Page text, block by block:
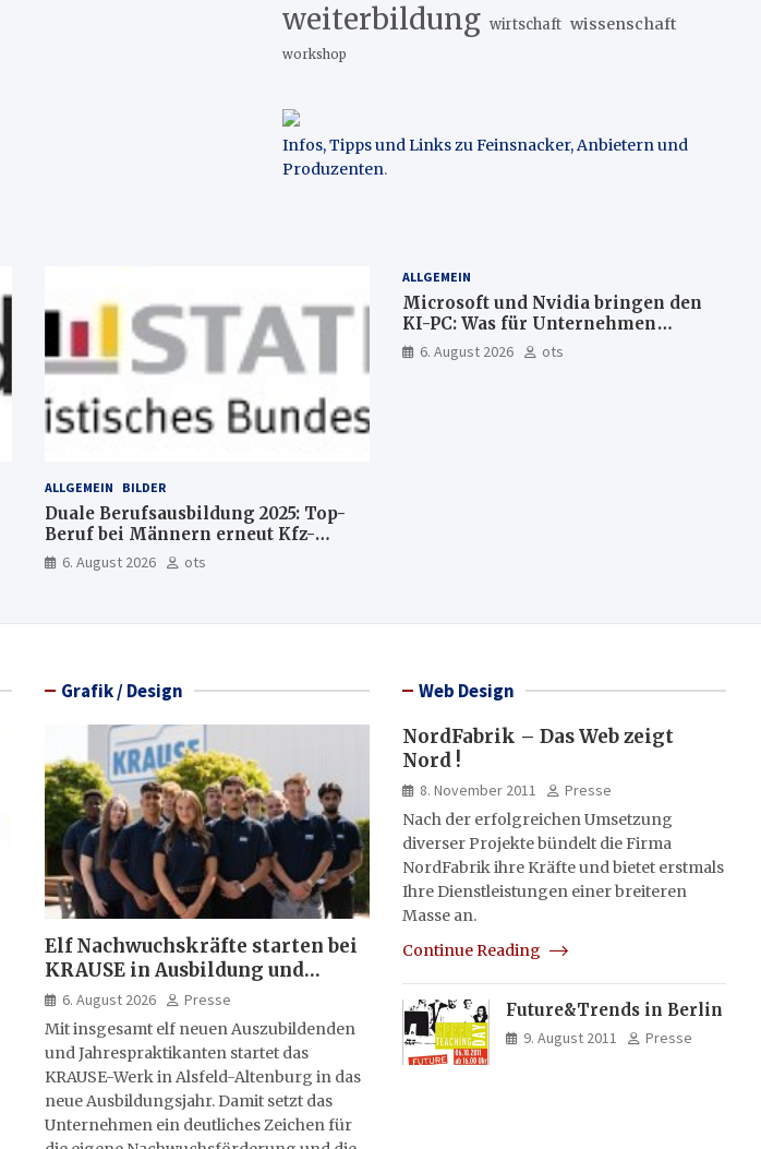
weiterbildung wirtschaft wissenschaft
workshop
Infos, Tipps und Links zu Feinsnacker, Anbietern und
Produzenten.
ALLGEMEIN BILDER
Duale Berufsausbildung 2025: Top-
Beruf bei Männern erneut Kfz-
Mechatroniker, bei Frauen
medizinische Fachangestellte
6. August 2026 ots
ALLGEMEIN
Microsoft und Nvidia bringen den
KI-PC: Was für Unternehmen
künftig direkt auf Ihrem Computer
läuft und was weiter in der Cloud
6. August 2026 ots
Grafik / Design
Elf Nachwuchskräfte starten bei
KRAUSE in Ausbildung und
Jahrespraktikum
6. August 2026
Presse
Mit insgesamt elf neuen Auszubildenden
und Jahrespraktikanten startet das
KRAUSE-Werk in Alsfeld-Altenburg in das
neue Ausbildungsjahr. Damit setzt das
Unternehmen ein deutliches Zeichen für
Web Design
NordFabrik – Das Web zeigt
Nord !
8. November 2011
Presse
Nach der erfolgreichen Umsetzung
diverser Projekte bündelt die Firma
NordFabrik ihre Kräfte und bietet erstmals
Ihre Dienstleistungen einer breiteren
Masse an.
Continue Reading
Future&Trends in Berlin
9. August 2011 Presse